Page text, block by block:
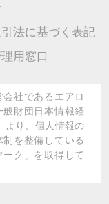
法に基づく表記
用窓口
社であるエアロ
般財団日本情報経
り、 個人情報の
を整備している
ク」を取得して